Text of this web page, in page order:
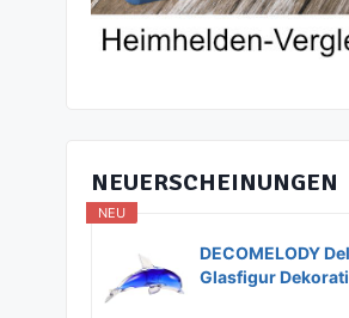
NEUERSCHEINUNGEN
NEU
DECOMELODY
Glasfigur